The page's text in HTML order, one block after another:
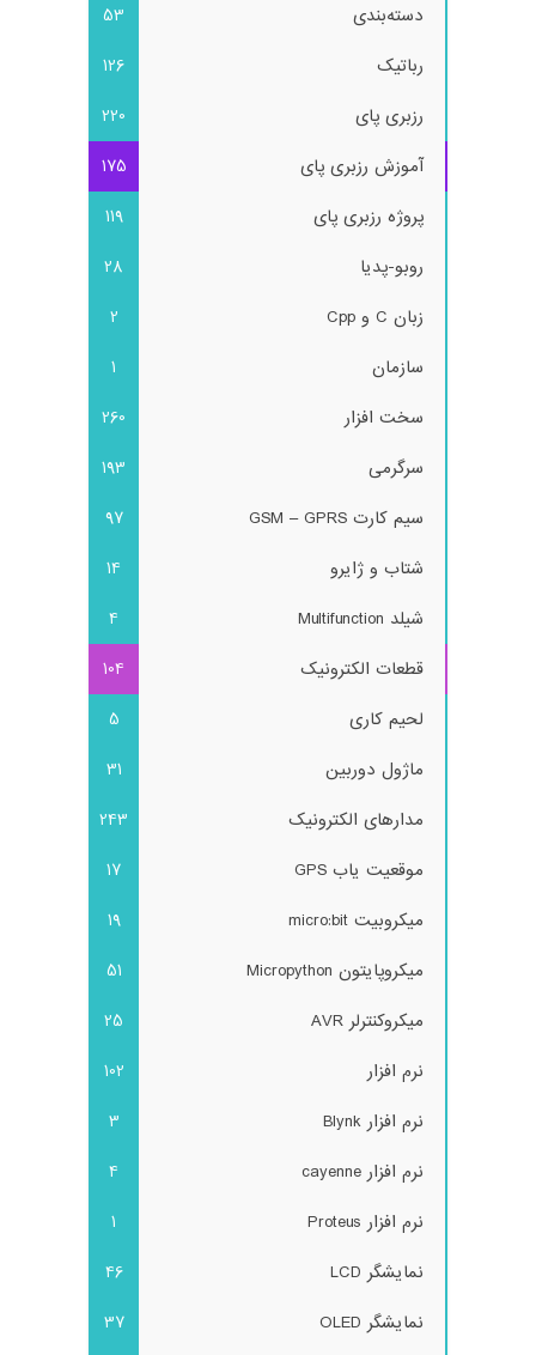
دسته‌بندی
53
رباتیک
126
رزبری پای
220
آموزش رزبری پای
175
پروژه رزبری پای
119
روبو-پدیا
28
زبان C و Cpp
2
سازمان
1
سخت افزار
260
سرگرمی
193
سیم کارت GSM – GPRS
97
شتاب و ژایرو
14
شیلد Multifunction
4
قطعات الکترونیک
104
لحیم کاری
5
ماژول دوربین
31
مدارهای الکترونیک
243
موقعیت یاب GPS
17
میکروبیت micro:bit
19
میکروپایتون Micropython
51
میکروکنترلر AVR
25
نرم افزار
102
نرم افزار Blynk
3
نرم افزار cayenne
4
نرم افزار Proteus
1
نمایشگر LCD
46
نمایشگر OLED
37